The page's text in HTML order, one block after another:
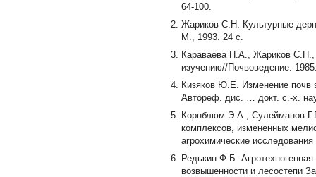
64-100.
Жариков С.Н. Культурные
М., 1993. 24 с.
Караваева Н.А., Жариков С.Н.,
изучению//Почвоведение.
Кизяков Ю.Е. Изменение почв
Автореф. дис. … докт. с.-х.
Корнблюм Э.А., Сулейманов
комплексов, измененных
агрохимические
Редькин Ф.Б.
возвышенности и лесостепи